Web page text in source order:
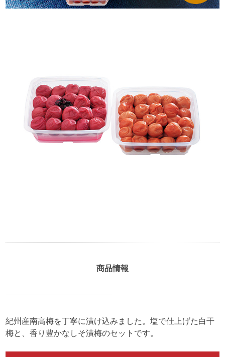
商品情報
紀州産南高梅を丁寧に漬け込みました。塩で仕上げた白干
梅と、香り豊かなしそ漬梅のセットです。